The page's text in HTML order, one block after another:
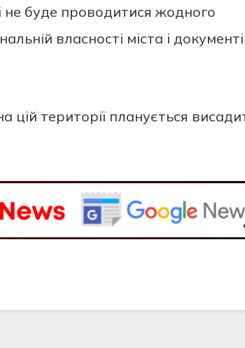
не буде проводитися жодного
власності міста і
цій території планується